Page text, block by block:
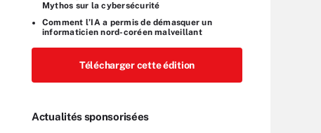
Mythos sur la cybersécurité
Comment l’IA a permis de démasquer un
informaticien nord-coréen malveillant
Télécharger cette édition
Actualités sponsorisées